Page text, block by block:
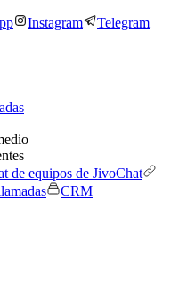
Instagram Telegram
de equipos de JivoChat
CRM